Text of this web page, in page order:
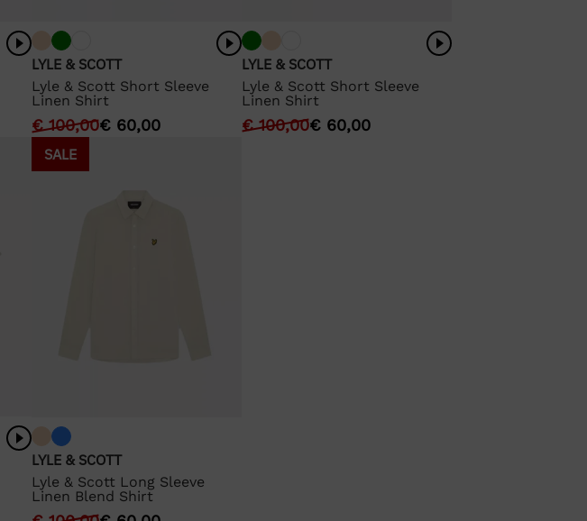
LYLE & SCOTT
Lyle & Scott Short Sleeve
Linen Shirt
€100,00€ 60,00
LYLE & SCOTT
Lyle & Scott Short Sleeve
Linen Shirt
€100,00€ 60,00
SALE
LYLE & SCOTT
Lyle & Scott Long Sleeve
Linen Blend Shirt